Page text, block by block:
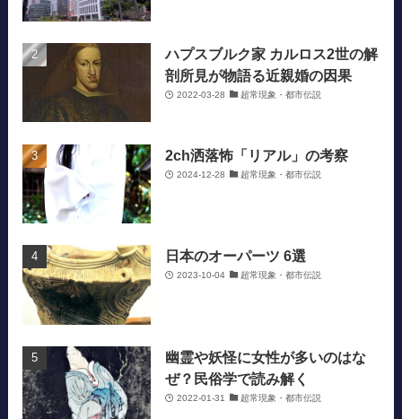
ハプスブルク家 カルロス2世の解
剖所見が物語る近親婚の因果
2022-03-28 超常現象・都市伝説
2ch洒落怖「リアル」の考察
2024-12-28 超常現象・都市伝説
日本のオーパーツ 6選
2023-10-04 超常現象・都市伝説
幽霊や妖怪に女性が多いのはな
ぜ？民俗学で読み解く
2022-01-31 超常現象・都市伝説